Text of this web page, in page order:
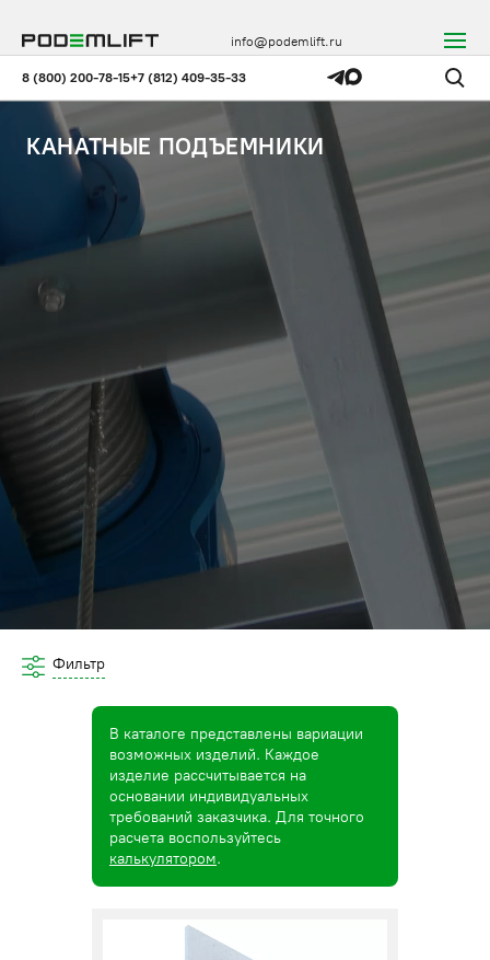
8 (800) 200-78-15+7 (812) 409-35-33
info@podemlift.ru
КАНАТНЫЕ ПОДЪЕМНИКИ
Фильтр
В каталоге представлены вариации
возможных изделий. Каждое
изделие рассчитывается на
основании индивидуальных
требований заказчика. Для точного
расчета воспользуйтесь
калькулятором.